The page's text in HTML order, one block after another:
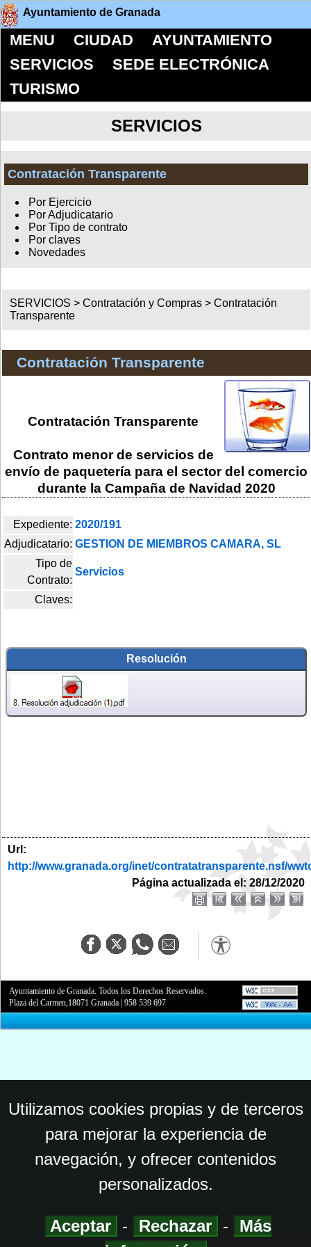
Ayuntamiento de Granada
MENU CIUDAD
AYUNTAMIENTO
SERVICIOS
SEDE ELECTRÓNICA
TURISMO
SERVICIOS
Contratación Transparente
Por Ejercicio
Por Adjudicatario
Por Tipo de contrato
Por claves
Novedades
SERVICIOS >Contratación y Compras >Contratación
Transparente
Contratación Transparente
Contratación Transparente
Contrato menor de servicios de
envío de paquetería para el sector del comercio
durante la Campaña de Navidad 2020
Expediente: 2020/191
Adjudicatario: GESTION DE MIEMBROS CAMARA, SL
Tipo de
Contrato:
Servicios
Claves:
Resolución
Url:
http://www.granada.org/inet/contratatransparente.nsf/
Página actualizada el: 28/12/2020
Ayuntamiento de Granada. Todos los Derechos Reservados.
Plaza del Carmen,18071 Granada |958 539 697
Utilizamos cookies propias y de terceros
para mejorar la experiencia de
navegación, y ofrecer contenidos
personalizados.
Aceptar - Rechazar -
Más